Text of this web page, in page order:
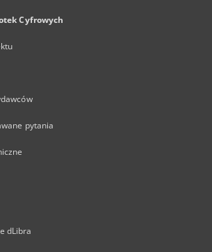
Cyfrowych
pytania
dLibra